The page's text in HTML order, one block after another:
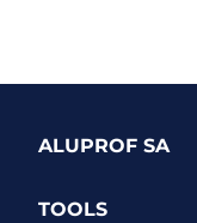
ALUPROF SA
TOOLS